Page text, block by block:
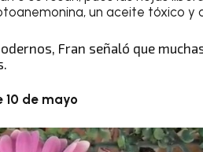
un aceite tóxico y
Fran señaló que
de mayo